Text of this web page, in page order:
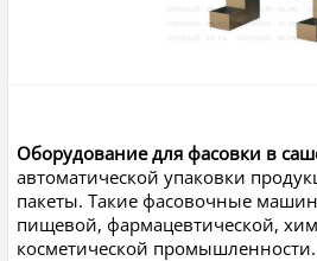
Оборудование для фасовки в
автоматической упаковки
пакеты. Такие фасовочные
пищевой, фармацевтической,
косметической промышленности.